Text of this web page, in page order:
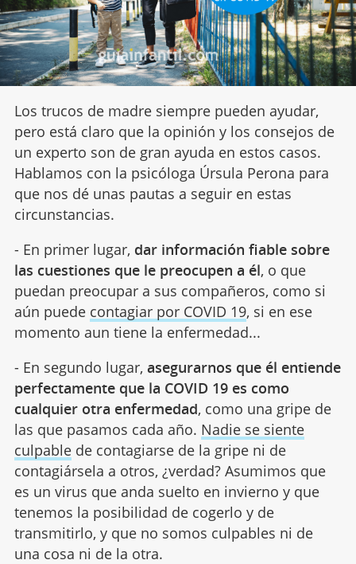
Los trucos de madre siempre pueden ayudar,
pero está claro que la opinión y los consejos de
un experto son de gran ayuda en estos casos.
Hablamos con la psicóloga Úrsula Perona para
que nos dé unas pautas a seguir en estas
circunstancias.
- En primer lugar, dar información fiable sobre
las cuestiones que le preocupen a él, o que
puedan preocupar a sus compañeros, como si
aún puede contagiar por COVID 19, si en ese
momento aun tiene la enfermedad...
- En segundo lugar, asegurarnos que él entiende
perfectamente que la COVID 19 es como
cualquier otra enfermedad, como una gripe de
las que pasamos cada año. Nadie se siente
culpablede contagiarse de la gripe ni de
contagiársela a otros, ¿verdad? Asumimos que
es un virus que anda suelto en invierno y que
tenemos la posibilidad de cogerlo y de
transmitirlo, y que no somos culpables ni de
una cosa ni de la otra.